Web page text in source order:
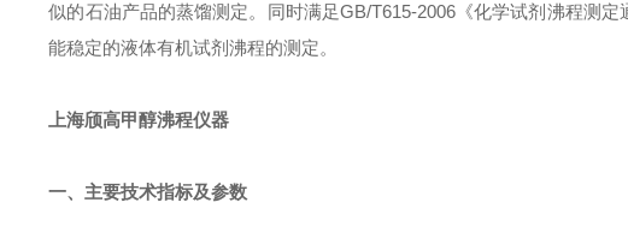
似的石油产品的蒸馏测定。同时满足GB/T615-2006《化学试剂沸程测
能稳定的液体有机试剂沸程的测定。
上海颀高甲醇沸程仪器
一、主要技术指标及参数